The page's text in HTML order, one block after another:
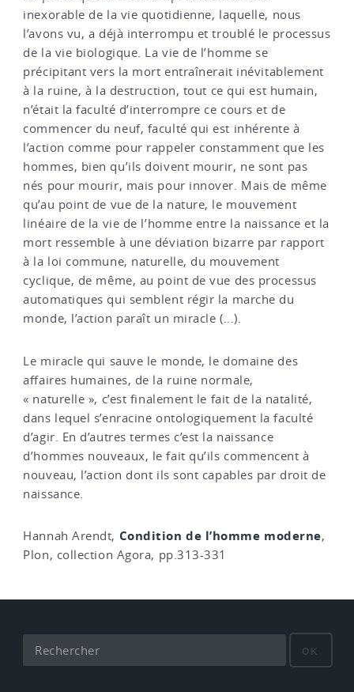
inexorable de la vie quotidienne, laquelle, nous
l’avons vu, a déjà interrompu et troublé le processus
de la vie biologique. La vie de l’homme se
précipitant vers la mort entraînerait inévitablement
à la ruine, à la destruction, tout ce qui est humain,
n’était la faculté d’interrompre ce cours et de
commencer du neuf, faculté qui est inhérente à
l’action comme pour rappeler constamment que les
hommes, bien qu’ils doivent mourir, ne sont pas
nés pour mourir, mais pour innover. Mais de même
qu’au point de vue de la nature, le mouvement
linéaire de la vie de l’homme entre la naissance et la
mort ressemble à une déviation bizarre par rapport
à la loi commune, naturelle, du mouvement
cyclique, de même, au point de vue des processus
automatiques qui semblent régir la marche du
monde, l’action paraît un miracle (...).
Le miracle qui sauve le monde, le domaine des
affaires humaines, de la ruine normale,
« naturelle », c’est finalement le fait de la natalité,
dans lequel s’enracine ontologiquement la faculté
d’agir. En d’autres termes c’est la naissance
d’hommes nouveaux, le fait qu’ils commencent à
nouveau, l’action dont ils sont capables par droit de
naissance.
Hannah Arendt, Condition de l’homme moderne,
Plon, collection Agora, pp.313-331
OK